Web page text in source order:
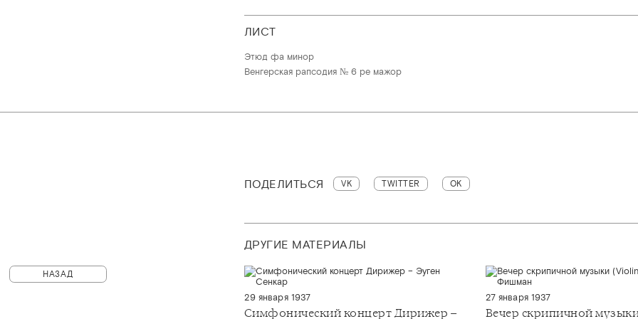
ЛИСТ
Этюд фа минор
Венгерская рапсодия № 6 ре мажор
ПОДЕЛИТЬСЯ VK TWITTER OK
ДРУГИЕ МАТЕРИАЛЫ
27 января 1937
Вечер скрипичной
29 января 1937
Симфонический концерт Дирижер –
НАЗАД